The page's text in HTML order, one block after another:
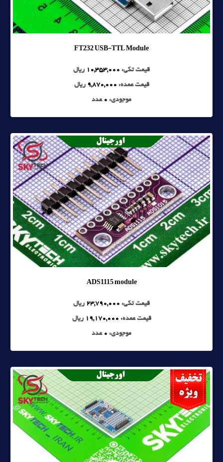
FT232 USB-TTL Module
قیمت تکی: 10,353,000 ریال
قیمت عمده: 9,870,000 ریال
موجودی: 0 عدد
ADS1115 module
قیمت تکی: 23,790,000 ریال
قیمت عمده: 19,170,000 ریال
موجودی: 0 عدد